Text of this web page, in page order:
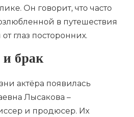
Он говорит, что часто
в путешествия
глаз посторонних.
брак
актёра появилась
Лысакова –
и продюсер. Их